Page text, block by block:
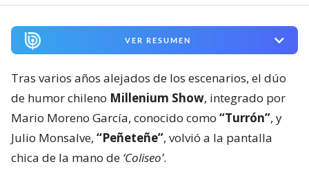
VER RESUMEN
Tras varios años alejados de los escenarios, el dúo
de humor chileno Millenium Show, integrado por
Mario Moreno García, conocido como “Turrón”, y
Julio Monsalve, “Peñeteñe”, volvió a la pantalla
chica de la mano de ‘Coliseo’.